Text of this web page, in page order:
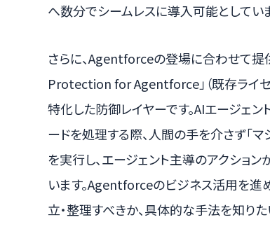
へ数分でシームレスに導入可能としてい
さらに、Agentforceの登場に合わせて
Protection for Agentforce」（既存ライセ
特化した防御レイヤーです。AIエージェン
ードを処理する際、人間の手を介さず「マ
を実行し、エージェント主導のアクショ
います。Agentforceのビジネス活用を進
立・整理すべきか、具体的な手法を知り